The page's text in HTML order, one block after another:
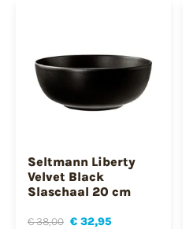
Seltmann Liberty
Velvet Black
Slaschaal 20 cm
€ 38,00 € 32,95